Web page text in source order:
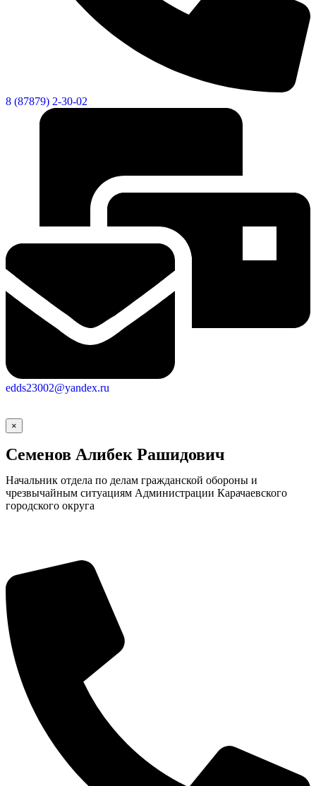
8 (87879) 2-30-02
edds23002@yandex.ru
×
Семенов Алибек Рашидович
Начальник отдела по делам гражданской обороны и
чрезвычайным ситуациям Администрации Карачаевского
городского округа